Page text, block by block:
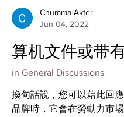
Chumma Akter
Jun 04, 2022
算机文件或带
in General Discussions
換句話說，您可以藉此回
品牌時，它會在勞動力市